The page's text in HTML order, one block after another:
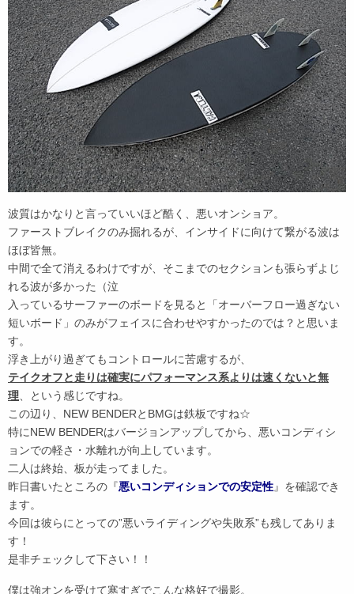
波質はかなりと言っていいほど酷く、悪いオンショア。
ファーストブレイクのみ掘れるが、インサイドに向けて繋がる波は
ほぼ皆無。
中間で全て消えるわけですが、そこまでのセクションも張らずよじ
れる波が多かった（泣
入っているサーファーのボードを見ると「オーバーフロー過ぎない
短いボード」のみがフェイスに合わせやすかったのでは？と思いま
す。
浮き上がり過ぎてもコントロールに苦慮するが、
テイクオフと走りは確実にパフォーマンス系よりは速くないと無
理、という感じですね。
この辺り、NEW BENDERとBMGは鉄板ですね☆
特にNEW BENDERはバージョンアップしてから、悪いコンディシ
ョンでの軽さ・水離れが向上しています。
二人は終始、板が走ってました。
昨日書いたところの『悪いコンディションでの安定性』を確認でき
ます。
今回は彼らにとっての”悪いライディングや失敗系”も残してありま
す！
是非チェックして下さい！！
僕は強オンを受けて寒すぎでこんな格好で撮影。